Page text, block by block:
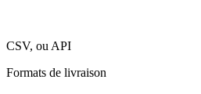
CSV, ou API
Formats de livraison